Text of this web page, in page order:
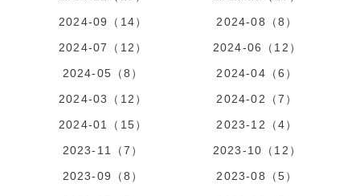
2024-09（14）
2024-08（8）
2024-07（12）
2024-06（12）
2024-05（8）
2024-04（6）
2024-03（12）
2024-02（7）
2024-01（15）
2023-12（4）
2023-11（7）
2023-10（12）
2023-09（8）
2023-08（5）